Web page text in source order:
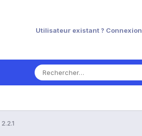
Utilisateur existant ? Connexion